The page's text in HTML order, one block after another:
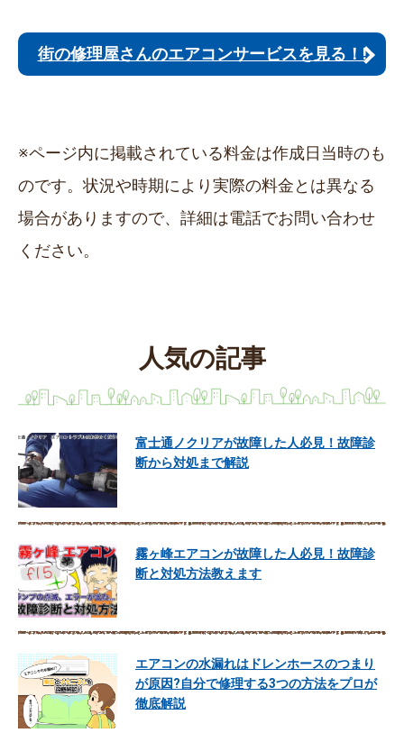
街の修理屋さんのエアコンサービスを見る！!
※ページ内に掲載されている料金は作成日当時のも
のです。状況や時期により実際の料金とは異なる
場合がありますので、詳細は電話でお問い合わせ
ください。
人気の記事
富士通ノクリアが故障した人必見！故障診
断から対処まで解説
霧ヶ峰エアコンが故障した人必見！故障診
断と対処方法教えます
エアコンの水漏れはドレンホースのつまり
が原因?自分で修理する3つの方法をプロが
徹底解説